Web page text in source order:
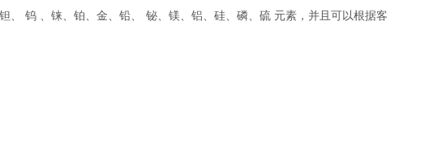
钨 、铼、铂、金、铅、 铋、镁、铝、硅、磷、硫 元素，并且可以根据客